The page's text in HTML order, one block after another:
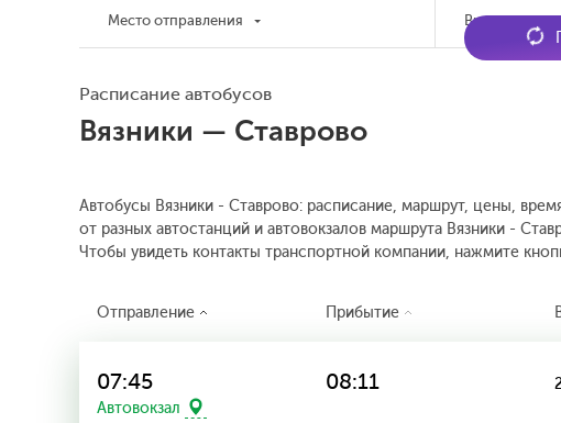
Место отправления Время
Расписание автобусов
Вязники — Ставрово
Автобусы Вязники - Ставрово: расписание, маршрут, цены,
от разных автостанций и автовокзалов маршрута Вязники -
Чтобы увидеть контакты транспортной компании, нажмите
Отправление Прибытие
07:45
Автовокзал
08:11